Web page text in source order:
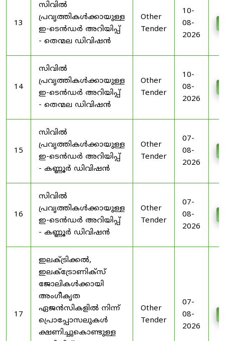
13
സിവിൽ
പ്രവൃത്തികൾക്കായുള്ള
ഇ-ടെൻഡർ അറിയിപ്പ്
- തെന്മല ഡിവിഷൻ
Other
Tender
10-
08-
2026
14
സിവിൽ
പ്രവൃത്തികൾക്കായുള്ള
ഇ-ടെൻഡർ അറിയിപ്പ്
- തെന്മല ഡിവിഷൻ
Other
Tender
10-
08-
2026
15
സിവിൽ
പ്രവൃത്തികൾക്കായുള്ള
ഇ-ടെൻഡർ അറിയിപ്പ്
- കണ്ണൂർ ഡിവിഷൻ
Other
Tender
07-
08-
2026
16
സിവിൽ
പ്രവൃത്തികൾക്കായുള്ള
ഇ-ടെൻഡർ അറിയിപ്പ്
- കണ്ണൂർ ഡിവിഷൻ
Other
Tender
07-
08-
2026
17
ഇലക്ട്രിക്കൽ,
ഇലക്ട്രോണിക്സ്
ജോലികൾക്കായി
അംഗീകൃത
ഏജൻസികളിൽ നിന്ന്
പ്രൊപ്പോസലുകൾ
ക്ഷണിച്ചുകൊണ്ടുള്ള
Other
Tender
07-
08-
2026